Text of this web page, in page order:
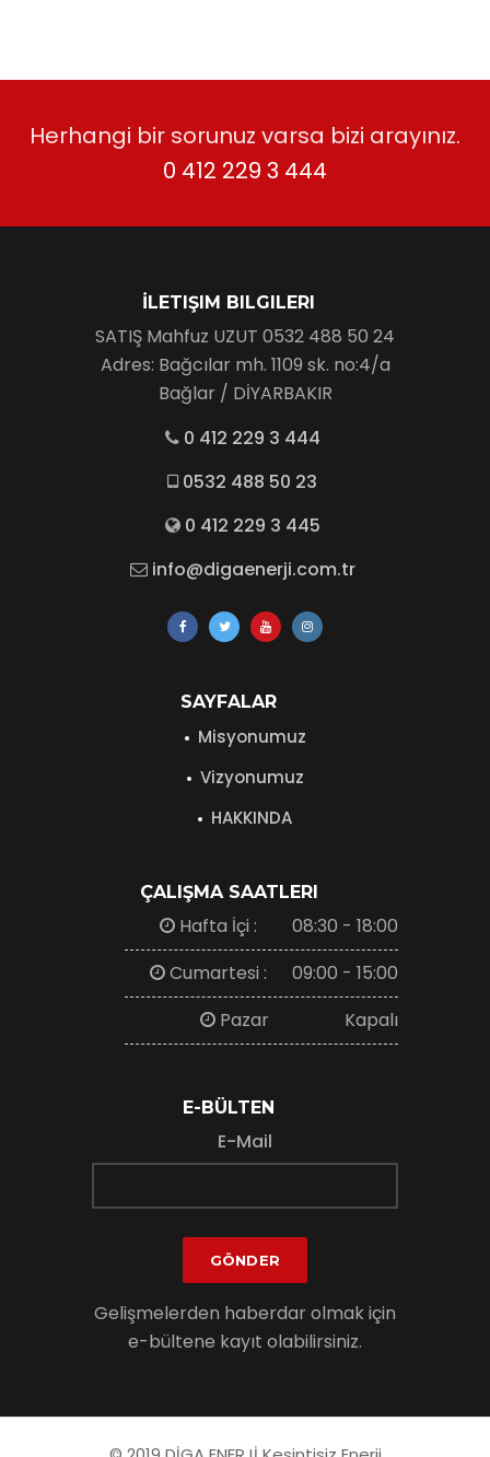
Herhangi bir sorunuz varsa bizi arayınız.
0 412 229 3 444
İLETIŞIM BILGILERI
SATIŞ Mahfuz UZUT 0532 488 50 24
Adres: Bağcılar mh. 1109 sk. no:4/a
Bağlar / DİYARBAKIR
0 412 229 3 444
0532 488 50 23
0 412 229 3 445
info@digaenerji.com.tr
SAYFALAR
Misyonumuz
Vizyonumuz
HAKKINDA
ÇALIŞMA SAATLERI
Hafta İçi :
08:30 - 18:00
Cumartesi :
09:00 - 15:00
Pazar
Kapalı
E-BÜLTEN
E-Mail
GÖNDER
Gelişmelerden haberdar olmak için
e-bültene kayıt olabilirsiniz.